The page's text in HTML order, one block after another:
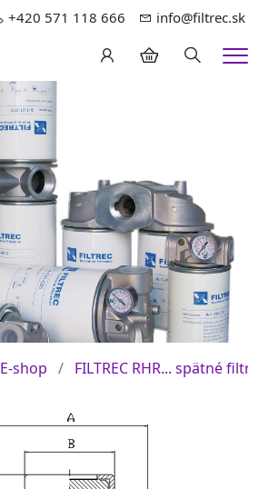
+420 571 118 666 info@filtrec.sk
Hledání
E-shop FILTREC RHR... spätné filtre